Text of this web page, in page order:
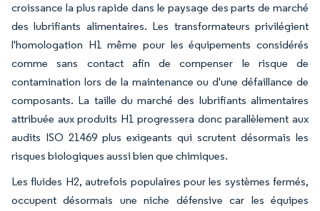
croissance la plus rapide dans le paysage des parts de marché
des lubrifiants alimentaires. Les transformateurs privilégient
l'homologation H1 même pour les équipements considérés
comme sans contact afin de compenser le risque de
contamination lors de la maintenance ou d'une défaillance de
composants. La taille du marché des lubrifiants alimentaires
attribuée aux produits H1 progressera donc parallèlement aux
audits ISO 21469 plus exigeants qui scrutent désormais les
risques biologiques aussi bien que chimiques.
Les fluides H2, autrefois populaires pour les systèmes fermés,
occupent désormais une niche défensive car les équipes